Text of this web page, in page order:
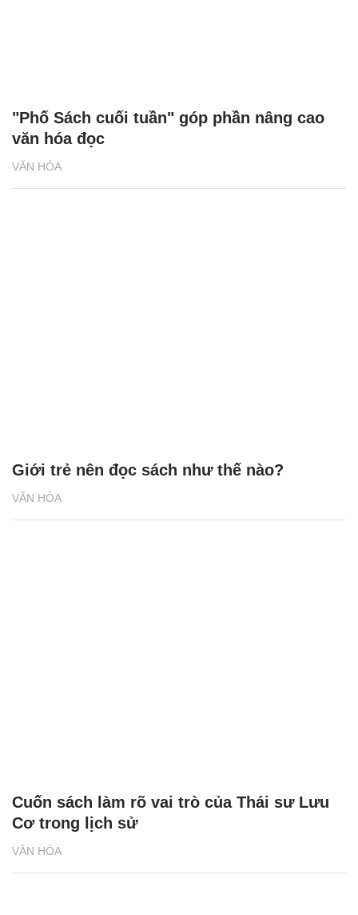
VĂN HÓA
"Phố Sách cuối tuần" góp phần nâng cao
văn hóa đọc
VĂN HÓA
Giới trẻ nên đọc sách như thế nào?
VĂN HÓA
Cuốn sách làm rõ vai trò của Thái sư Lưu
Cơ trong lịch sử